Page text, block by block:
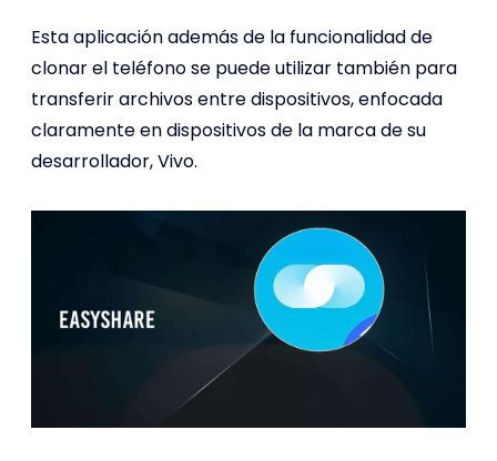
Esta aplicación además de la funcionalidad de
clonar el teléfono se puede utilizar también para
transferir archivos entre dispositivos, enfocada
claramente en dispositivos de la marca de su
desarrollador, Vivo.